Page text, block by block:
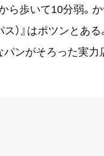
ら歩いて10分弱。
）』はポツンとあ
ンがそろった実力